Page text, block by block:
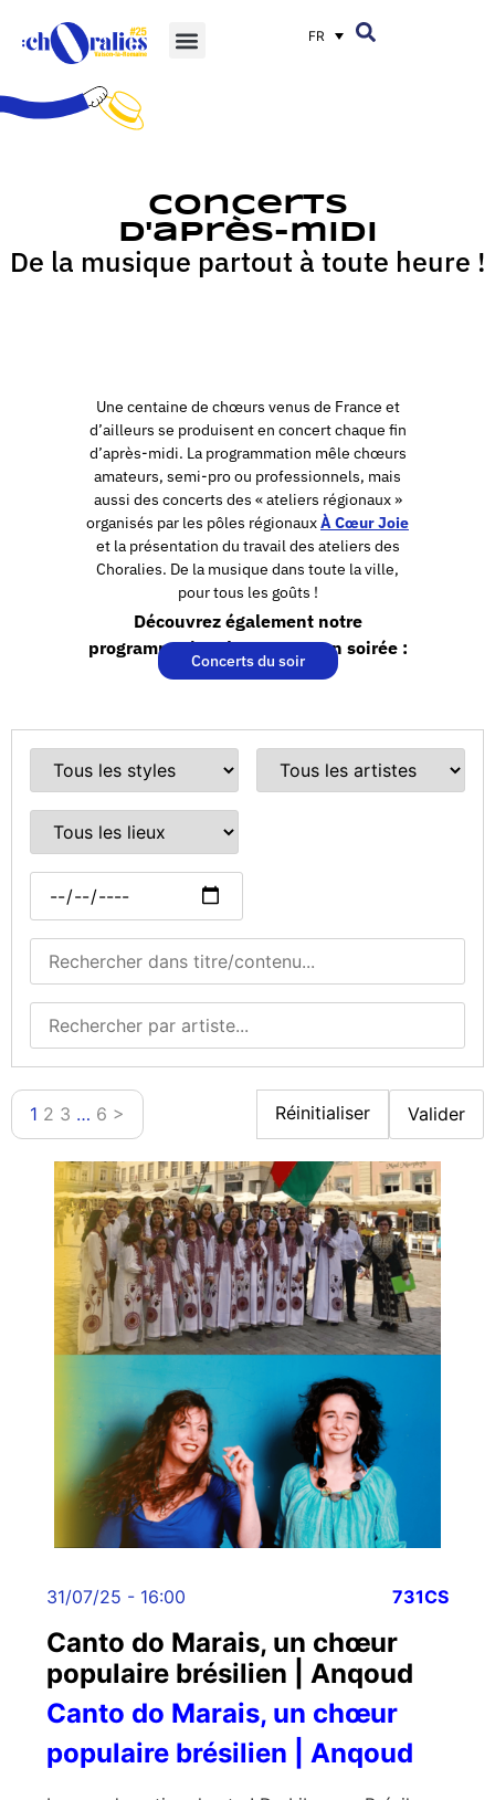
FR
Concerts
d'après-midi
De la musique partout à toute heure !
Une centaine de chœurs venus de France et
d’ailleurs se produisent en concert chaque fin
d’après-midi. La programmation mêle chœurs
amateurs, semi-pro ou professionnels, mais
aussi des concerts des « ateliers régionaux »
organisés par les pôles régionauxÀ Cœur Joie
et la présentation du travail des ateliers des
Choralies. De la musique dans toute la ville,
pour tous les goûts !
Découvrez également notre
programmation de concerts en soirée :
Concerts du soir
1 2 3 … 6 > Réinitialiser Valider
31/07/25 - 16:00 731CS
Canto do Marais, un chœur
populaire brésilien | Anqoud
Canto do Marais, un chœur
populaire brésilien | Anqoud